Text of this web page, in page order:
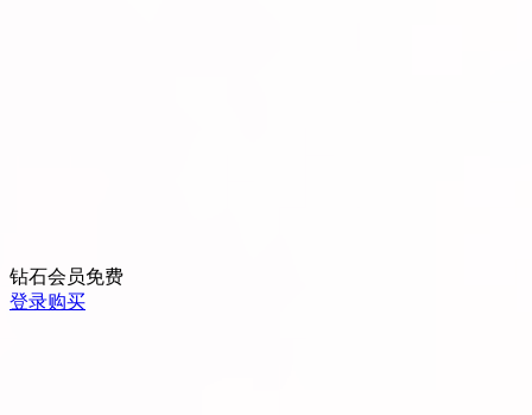
钻石会员免费
登录购买